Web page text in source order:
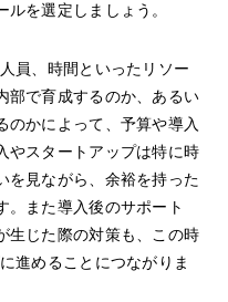
を選定しましょう。
員、時間といったリソー
部で育成するのか、あるい
のかによって、予算や導入
やスタートアップは特に時
を見ながら、余裕を持った
。また導入後のサポート
生じた際の対策も、この時
進めることにつながりま